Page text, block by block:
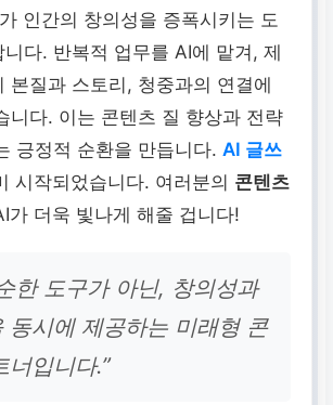
인간의 창의성을 증폭시키는 도
다. 반복적 업무를 AI에 맡겨, 제
본질과 스토리, 청중과의 연결에
니다. 이는 콘텐츠 질 향상과 전략
긍정적 순환을 만듭니다.AI 글쓰
시작되었습니다. 여러분의 콘텐츠
가 더욱 빛나게 해줄 겁니다!
한 도구가 아닌, 창의성과
동시에 제공하는 미래형 콘
너입니다.”